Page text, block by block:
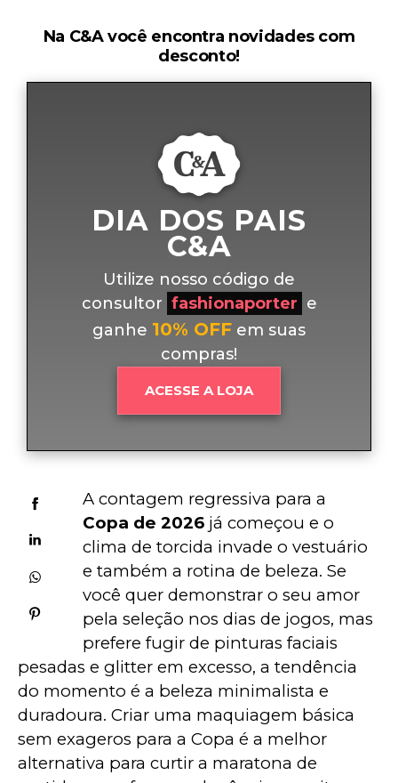
Na C&A você encontra novidades com
desconto!
DIA DOS PAIS
C&A
Utilize nosso código de
consultor fashionaporter e
ganhe 10% OFF em suas
compras!
ACESSE A LOJA
A contagem regressiva para a
Copa de 2026 já começou e o
clima de torcida invade o vestuário
e também a rotina de beleza. Se
você quer demonstrar o seu amor
pela seleção nos dias de jogos, mas
prefere fugir de pinturas faciais
pesadas e glitter em excesso, a tendência
do momento é a beleza minimalista e
duradoura. Criar uma maquiagem básica
sem exageros para a Copa é a melhor
alternativa para curtir a maratona de